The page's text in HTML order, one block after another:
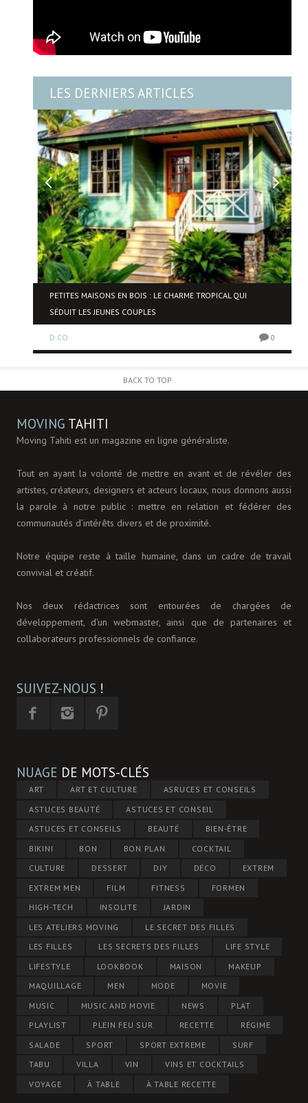
LES DERNIERS ARTICLES
PETITES MAISONS EN BOIS : LE CHARME TROPICAL QUI
SÉDUIT LES JEUNES COUPLES
D.CO 0
BACK TO TOP
MOVING TAHITI
Moving Tahiti est un magazine en ligne généraliste.
Tout en ayant la volonté de mettre en avant et de révéler des
artistes, créateurs, designers et acteurs locaux, nous donnons aussi
la parole à notre public : mettre en relation et fédérer des
communautés d’intérêts divers et de proximité.
Notre équipe reste à taille humaine, dans un cadre de travail
convivial et créatif.
Nos deux rédactrices sont entourées de chargées de
développement, d'un webmaster, ainsi que de partenaires et
collaborateurs professionnels de confiance.
SUIVEZ-NOUS !
NUAGE DE MOTS-CLÉS
ART ART ET CULTURE
ASRUCES ET CONSEILS
ASTUCES BEAUTÉ
ASTUCES ET CONSEIL
ASTUCES ET CONSEILS
BEAUTÉ
BIEN-ÊTRE
BIKINI
BON BON PLAN
COCKTAIL
CULTURE
DESSERT DIY DÉCO
EXTREM
EXTREM MEN
FILM FITNESS
FORMEN
HIGH-TECH
INSOLITE
JARDIN
LES ATELIERS MOVING
LE SECRET DES FILLES
LES FILLES
LES SECRETS DES FILLES
LIFE STYLE
LIFESTYLE
LOOKBOOK MAISON
MAKEUP
MAQUILLAGE
MEN MODE
MOVIE
MUSIC
MUSIC AND MOVIE NEWS
PLAT
PLAYLIST
PLEIN FEU SUR RECETTE
RÉGIME
SALADE
SPORT SPORT EXTREME
SURF
TABU
VILLA VIN
VINS ET COCKTAILS
VOYAGE
À TABLE À TABLE RECETTE